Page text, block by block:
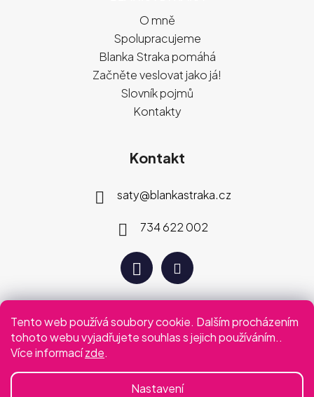
Tento web používá soubory cookie. Dalším procházením
tohoto webu vyjadřujete souhlas s jejich používáním..
Více informacízde.
Nastavení
O mně
Spolupracujeme
Blanka Straka pomáhá
Začněte veslovat jako já!
Slovník pojmů
Kontakty
Kontakt
saty@blankastraka.cz
734 622 002
Plaťte jak vám vyhovuje
Podmínky ochrany osobních údajů Obchodní podmínky